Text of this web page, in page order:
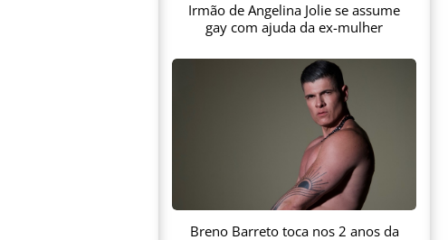
Irmão de Angelina Jolie se assume
gay com ajuda da ex-mulher
Breno Barreto toca nos 2 anos da